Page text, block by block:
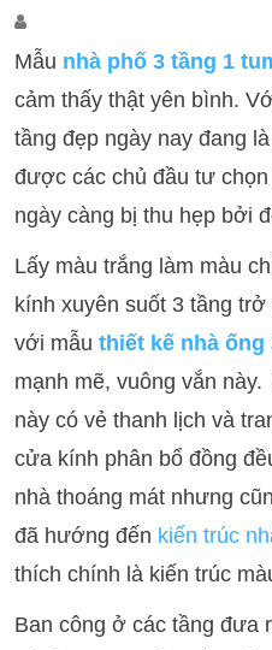
Mẫu nhà phố 3 tầng 1
cảm thấy thật yên bình.
tầng đẹp ngày nay đang
được các chủ đầu tư
ngày càng bị thu hẹp bởi
Lấy màu trắng làm màu
kính xuyên suốt 3 tầng
với mẫu thiết kế nhà ống
mạnh mẽ, vuông vắn
này có vẻ thanh lịch và
cửa kính phân bổ đồng
nhà thoáng mát nhưng
đã hướng đến kiến trúc
thích chính là kiến trúc
Ban công ở các tầng